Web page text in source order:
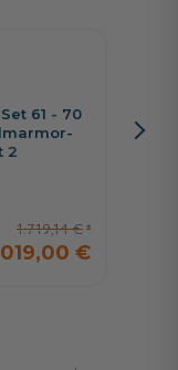
61 - 70
2
1.719,14 €
€
cm,